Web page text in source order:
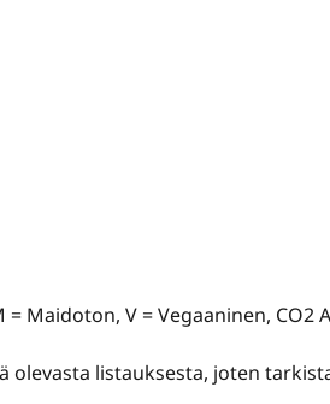
Maidoton, V = Vegaaninen, CO2
olevasta listauksesta, joten